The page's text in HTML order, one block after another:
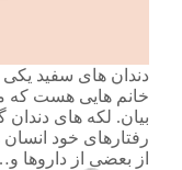
دندان های سفید یکی
خانم هایی هست که
بیان. لکه های
رفتارهای خود
از بعضی از داروها